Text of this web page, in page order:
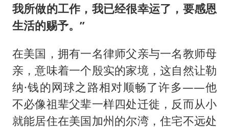
我所做的工作，我已经很幸运了，要感恩
生活的赐予。”
在美国，拥有一名律师父亲与一名教师母
亲，意味着一个殷实的家境，这自然让勒
纳·钱的网球之路相对顺畅了许多——他
不必像祖辈父辈一样四处迁徙，反而从小
就能居住在美国加州的尔湾，住宅不远处